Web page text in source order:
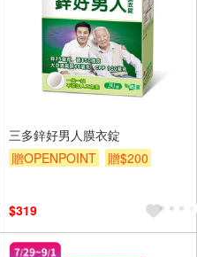
三多鋅好男人膜衣錠
贈OPENPOINT
贈$200
$319